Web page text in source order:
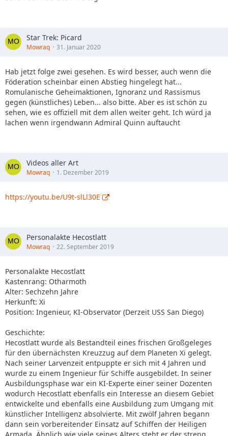
Star Trek: Picard
Mowraq 31. Januar 2020
Hab jetzt folge zwei gesehen. Es wird besser, auch wenn die
Föderation scheinbar einen Abstieg hingelegt hat...
Romulanische Geheimaktionen, Ignoranz und Rassismus
gegen (künstliches) Leben... also bitte. Aber es ist schön zu
sehen, wie es offiziell mit dem allen weiter geht. Ich würd ja
lachen wenn irgendwann Admiral Quinn auftaucht
Videos aller Art
Mowraq 1. Dezember 2019
https://youtu.be/U9t-slLl30E
Personalakte Hecostlatt
Mowraq 22. September 2019
Personalakte Hecostlatt
Kastenrang: Otharmoth
Alter: Sechzehn Jahre
Herkunft: Xi
Position: Ingenieur, KI-Observator (Derzeit USS San Diego)
Geschichte:
Hecostlatt wurde als Bestandteil eines frischen Großgeleges
für den übernächsten Kreuzzug auf dem Planeten Xi gelegt.
Nach seiner Larvenzeit entpuppte er sich mit 4 Jahren und
wurde zu einem Ingenieur für Schiffe ausgebildet. In seiner
Ausbildungsphase war ein KI-Experte einer seiner Dozenten
wodurch Hecostlatt ebenfalls ein Interesse an diesem Gebiet
entwickelte und ebenfalls eine Ausbildung zum Umgang mit
künstlicher Intelligenz absolvierte. Mit zwölf Jahren begann
dann sein vorbereitender Einsatz auf Schiffen der Heiligen
Armada. Ähnlich wie viele seines Alters steht er der streng